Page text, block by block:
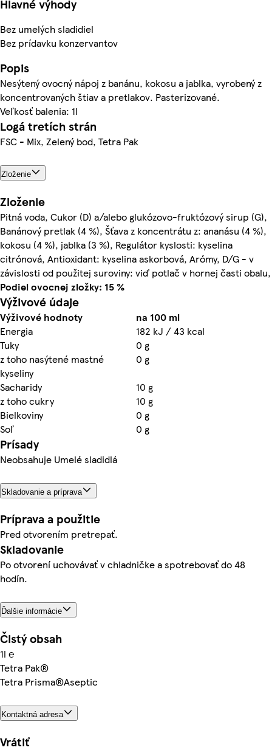
Hlavné výhody
Bez umelých sladidiel
Bez prídavku konzervantov
Popis
Nesýtený ovocný nápoj z banánu, kokosu a jablka, vyrobený z
koncentrovaných štiav a pretlakov. Pasterizované.
Veľkosť balenia: 1l
Logá tretích strán
FSC - Mix, Zelený bod, Tetra Pak
Zloženie
Zloženie
Pitná voda, Cukor (D) a/alebo glukózovo-fruktózový sirup (G),
Banánový pretlak (4 %), Šťava z koncentrátu z: ananásu (4 %),
kokosu (4 %), jablka (3 %), Regulátor kyslosti: kyselina
citrónová, Antioxidant: kyselina askorbová, Arómy, D/G - v
závislosti od použitej suroviny: viď potlač v hornej časti obalu,
Podiel ovocnej zložky: 15 %
Výživové údaje
Výživové hodnoty
na 100 ml
Energia
182 kJ / 43 kcal
Tuky
0 g
z toho nasýtené mastné
kyseliny
0 g
Sacharidy
10 g
z toho cukry
10 g
Bielkoviny
0 g
Soľ
0 g
Prísady
Neobsahuje Umelé sladidlá
Skladovanie a príprava
Príprava a použitie
Pred otvorením pretrepať.
Skladovanie
Po otvorení uchovávať v chladničke a spotrebovať do 48
hodín.
Ďalšie informácie
Čistý obsah
1l ℮
Tetra Pak®
Tetra Prisma®Aseptic
Kontaktná adresa
Vrátiť